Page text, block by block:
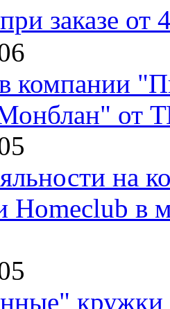
заказе от
компании
от
на
Homeclub в
кружки